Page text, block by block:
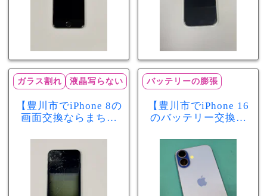
ガラス割れ 液晶写らない
【豊川市でiPhone 8の
画面交換ならまちス
れ・液晶不良も当日
60分で修理可能！
バッテリーの膨張
【豊川市でiPhone 16
のバッテリー交換な
少し膨張したバッテ
リーも当日90分で安
心修理！